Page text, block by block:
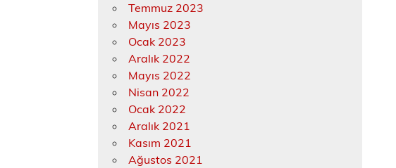
Temmuz 2023
Mayıs 2023
Ocak 2023
Aralık 2022
Mayıs 2022
Nisan 2022
Ocak 2022
Aralık 2021
Kasım 2021
Ağustos 2021